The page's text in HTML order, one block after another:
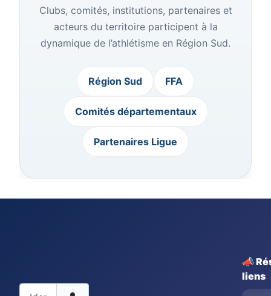
Clubs, comités, institutions, partenaires et
acteurs du territoire participent à la
dynamique de l’athlétisme en Région Sud.
Région Sud FFA
Comités départementaux
Partenaires Ligue
📣
liens